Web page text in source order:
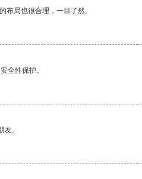
布局也很合理，一目了然。
全性保护。
。